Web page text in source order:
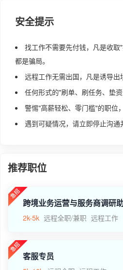
安全提示
找工作不需要先付钱，凡是收
都是骗局。
远程工作无需出国，凡是诱导出
任何形式的"刷单、刷任务、垫资
警惕"高薪轻松、零门槛"的职位
遇到可疑情况，请立即停止沟通
推荐职位
跨境业务运营与服务商调研
2k-5k 远程全职/兼职 远程工作
客服专员